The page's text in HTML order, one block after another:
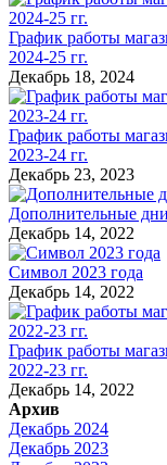
График работы
2024-25 гг.
Декабрь 18, 2024
График работы
2023-24 гг.
Декабрь 23, 2023
Дополнительные
Декабрь 14, 2022
Символ 2023 года
Декабрь 14, 2022
График работы
2022-23 гг.
Декабрь 14, 2022
Архив
Декабрь 2024
Декабрь 2023